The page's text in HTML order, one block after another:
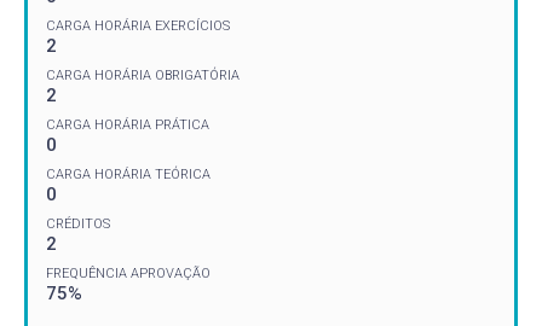
CARGA HORÁRIA EXERCÍCIOS
2
CARGA HORÁRIA OBRIGATÓRIA
2
CARGA HORÁRIA PRÁTICA
0
CARGA HORÁRIA TEÓRICA
0
CRÉDITOS
2
FREQUÊNCIA APROVAÇÃO
75%